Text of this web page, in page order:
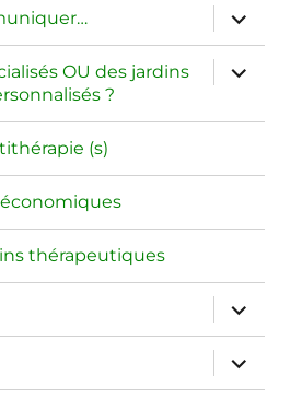
ouvrir
le
sous-
menu
OU des jardins
?
ouvrir
le
menu
(s)
thérapeutiques
ouvrir
le
sous-
menu
ouvrir
le
sous-